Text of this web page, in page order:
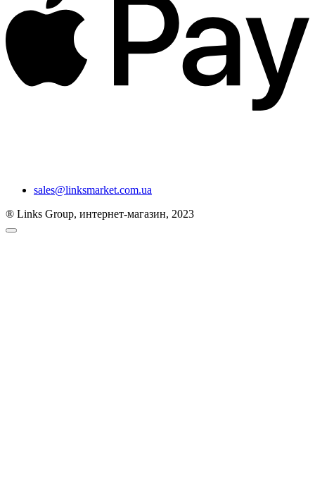
sales@linksmarket.com.ua
® Links Group, интернет-магазин, 2023